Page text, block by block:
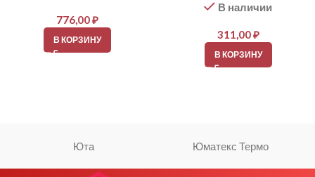
776,00₽
В КОРЗИНУ
В наличии
311,00₽
В КОРЗИНУ
Юта Юматекс Термо